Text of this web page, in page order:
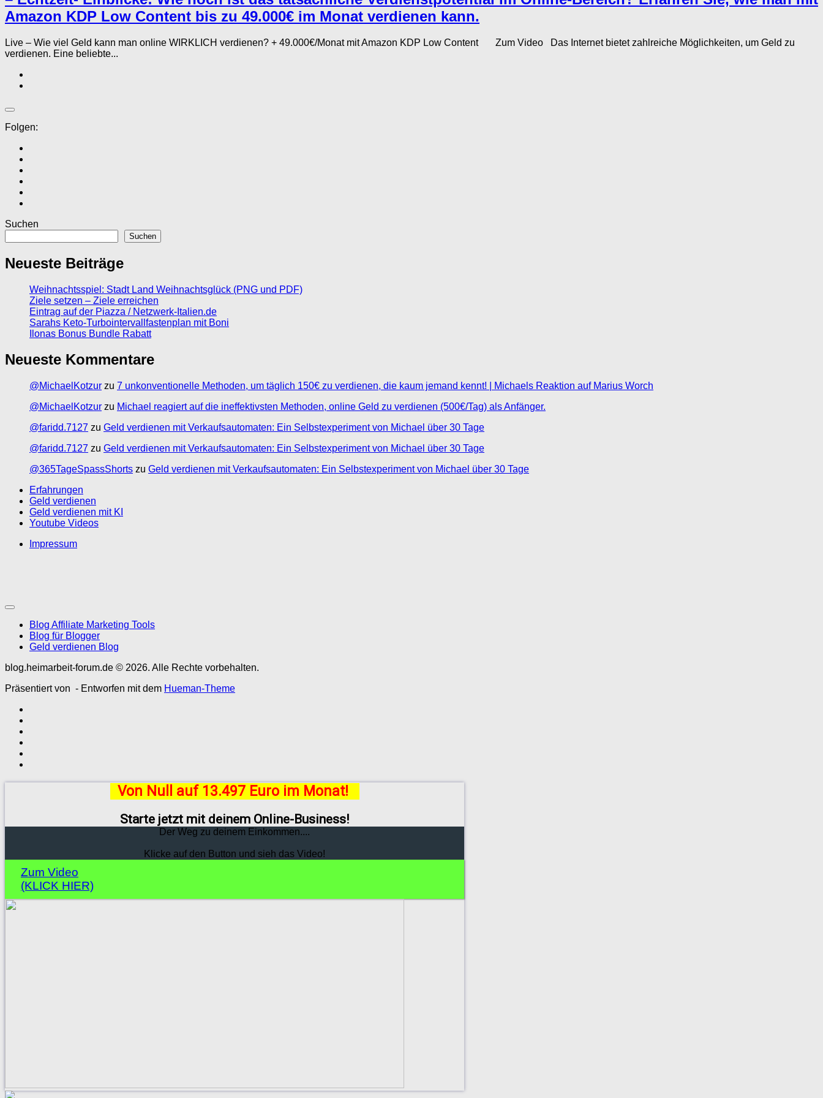
Amazon KDP Low Content bis zu 49.000€ im Monat verdienen kann.
Live – Wie viel Geld kann man online WIRKLICH verdienen? + 49.000€/Monat mit Amazon KDP Low Content Zum Video Das Internet bietet zahlreiche Möglichkeiten, um Geld zu
verdienen. Eine beliebte...
Folgen:
Suchen
Suchen
Neueste Beiträge
Weihnachtsspiel: Stadt Land Weihnachtsglück (PNG und PDF)
Ziele setzen – Ziele erreichen
Eintrag auf der Piazza / Netzwerk-Italien.de
Sarahs Keto-Turbointervallfastenplan mit Boni
Ilonas Bonus Bundle Rabatt
Neueste Kommentare
@MichaelKotzur zu 7 unkonventionelle Methoden, um täglich 150€ zu verdienen, die kaum jemand kennt! | Michaels Reaktion auf Marius Worch
@MichaelKotzur zu Michael reagiert auf die ineffektivsten Methoden, online Geld zu verdienen (500€/Tag) als Anfänger.
@faridd.7127 zu Geld verdienen mit Verkaufsautomaten: Ein Selbstexperiment von Michael über 30 Tage
@faridd.7127 zu Geld verdienen mit Verkaufsautomaten: Ein Selbstexperiment von Michael über 30 Tage
@365TageSpassShorts zu Geld verdienen mit Verkaufsautomaten: Ein Selbstexperiment von Michael über 30 Tage
Erfahrungen
Geld verdienen
Geld verdienen mit KI
Youtube Videos
Impressum
Blog Affiliate Marketing Tools
Blog für Blogger
Geld verdienen Blog
blog.heimarbeit-forum.de © 2026. Alle Rechte vorbehalten.
Präsentiert von - Entworfen mit dem Hueman-Theme
Von Null auf 13.497 Euro im Monat!
Starte jetzt mit deinem Online-Business!
Der Weg zu deinem Einkommen....
Klicke auf den Button und sieh das Video!
Zum Video
(KLICK HIER)